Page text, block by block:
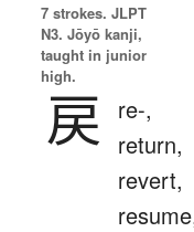
7 strokes. JLPT
N3. Jōyō kanji,
taught in junior
high.
戻
re-,
return,
revert,